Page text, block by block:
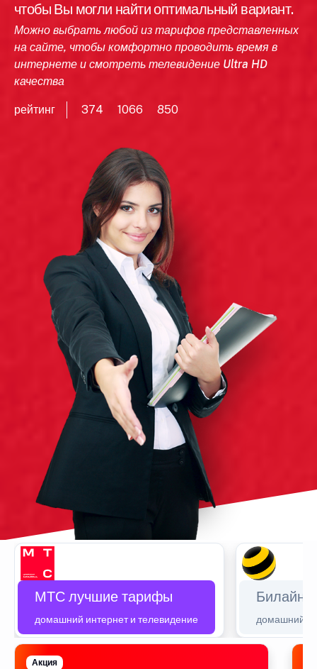
чтобы Вы могли найти оптимальный вариант.
Можно выбрать любой из тарифов представленных
на сайте, чтобы комфортно проводить время в
интернете и смотреть телевидение Ultra HD
качества
рейтинг 374 1066 850
МТС лучшие тарифы
домашний интернет и телевидение
Билайн
домашний
Акция